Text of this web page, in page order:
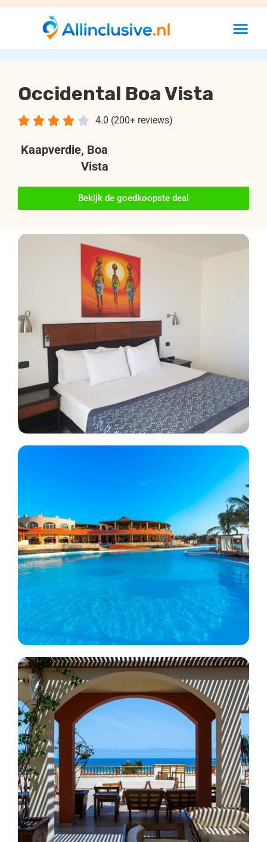
Occidental Boa Vista
4.0 (200+ reviews)
    
Kaapverdie, Boa
Vista
Bekijk de goedkoopste deal